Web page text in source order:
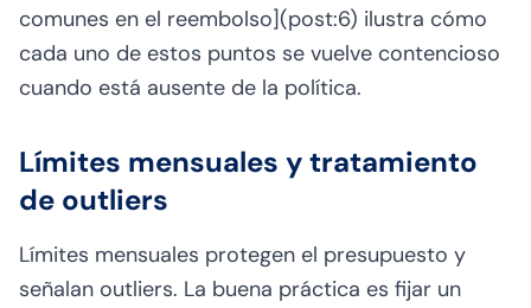
comunes en el reembolso](post:6) ilustra cómo
cada uno de estos puntos se vuelve contencioso
cuando está ausente de la política.
Límites mensuales y tratamiento
de outliers
Límites mensuales protegen el presupuesto y
señalan outliers. La buena práctica es fijar un